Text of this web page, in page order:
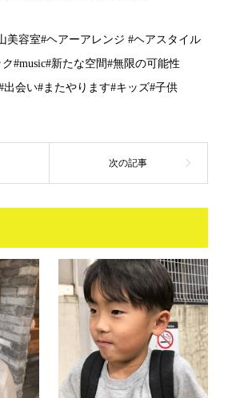
美容室#ヘアーアレンジ #ヘアスタイル
#music#新たな空間#無限の可能性
出会い#またやります#キッズ#子供